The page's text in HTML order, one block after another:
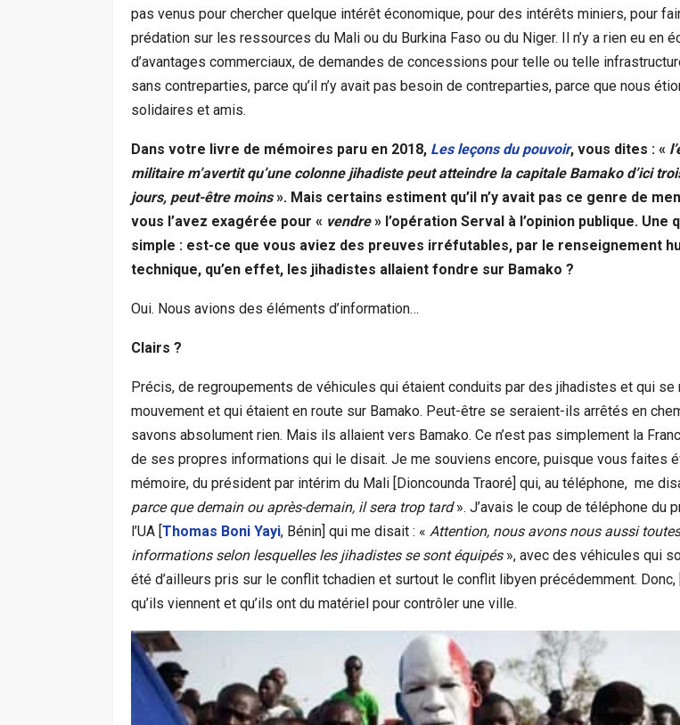
pas venus pour chercher quelque intérêt économique, pour des intérêts miniers, pour
prédation sur les ressources du Mali ou du Burkina Faso ou du Niger. Il n’y a rien eu en
d’avantages commerciaux, de demandes de concessions pour telle ou telle
sans contreparties, parce qu’il n’y avait pas besoin de contreparties, parce que nous
solidaires et amis.
Dans votre livre de mémoires paru en 2018, Les leçons du pouvoir, vous dites : «
militaire m’avertit qu’une colonne jihadiste peut atteindre la capitale Bamako d’ici
jours, peut-être moins ». Mais certains estiment qu’il n’y avait pas ce genre de
vous l’avez exagérée pour « vendre » l’opération Serval à l’opinion publique. Une
simple : est-ce que vous aviez des preuves irréfutables, par le renseignement
technique, qu’en effet, les jihadistes allaient fondre sur Bamako ?
Oui. Nous avions des éléments d’information…
Clairs ?
Précis, de regroupements de véhicules qui étaient conduits par des jihadistes et qui se
mouvement et qui étaient en route sur Bamako. Peut-être se seraient-ils arrêtés en
savons absolument rien. Mais ils allaient vers Bamako. Ce n’est pas simplement la
de ses propres informations qui le disait. Je me souviens encore, puisque vous faites
mémoire, du président par intérim du Mali [Dioncounda Traoré] qui, au téléphone, me
parce que demain ou après-demain, il sera trop tard». J’avais le coup de téléphone du
l’UA [Thomas Boni Yayi, Bénin] qui me disait : « Attention, nous avons nous aussi
informations selon lesquelles les jihadistes se sont équipés», avec des véhicules qui
été d’ailleurs pris sur le conflit tchadien et surtout le conflit libyen précédemment. Donc,
qu’ils viennent et qu’ils ont du matériel pour contrôler une ville.